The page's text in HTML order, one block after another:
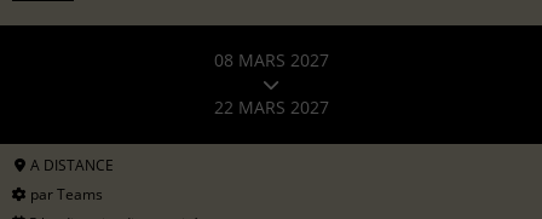
08 MARS 2027
22 MARS 2027
A DISTANCE
par Teams